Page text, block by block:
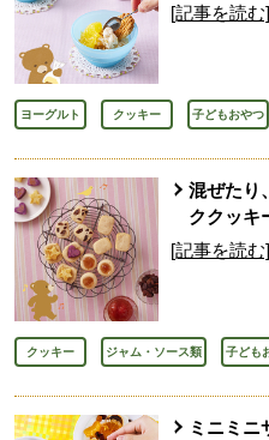
[記事を読む]
ヨーグルト クッキー 子どもおやつ
混ぜたり
ククッキ
[記事を読む]
クッキー ジャム・ソース類 子ども
ミニミニ